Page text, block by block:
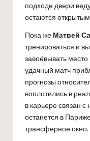
подходе двери
остаются
Пока же Матвей
тренироваться и
завоёвывать
удачный матч
прогнозы
воплотились в
в карьере связан
останется в
трансферное окно.